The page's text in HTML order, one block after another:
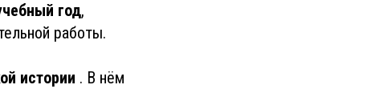
год,
работы.
истории . В нём